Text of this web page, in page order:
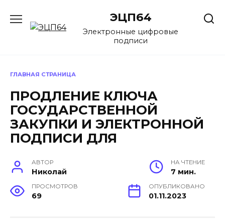
содержанию
ЭЦП64
Электронные цифровые
подписи
ГЛАВНАЯ СТРАНИЦА
ПРОДЛЕНИЕ КЛЮЧА
ГОСУДАРСТВЕННОЙ
ЗАКУПКИ И ЭЛЕКТРОННОЙ
ПОДПИСИ ДЛЯ
АВТОР
Николай
НА ЧТЕНИЕ
7 мин.
ПРОСМОТРОВ
69
ОПУБЛИКОВАНО
01.11.2023